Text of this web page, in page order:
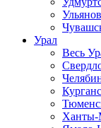
Урал
Весь
Ханты-